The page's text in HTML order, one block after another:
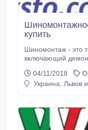
купить
Шиномонтаж - это
включающий
От правильной
качество ходовой
предлагает
ведущих фирм
04/11/2018
Украина, Львов